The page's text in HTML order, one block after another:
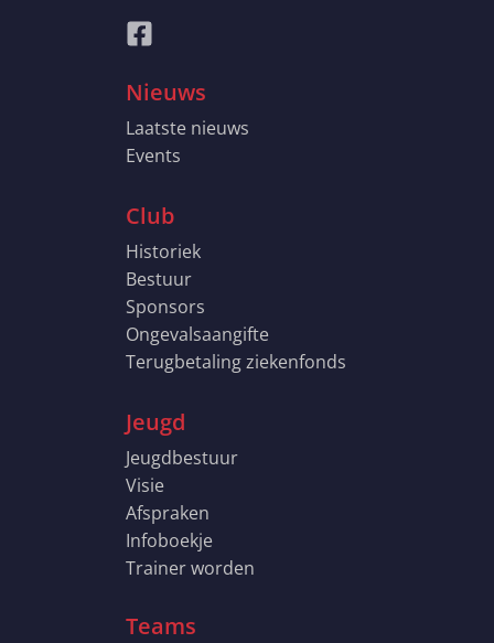
Nieuws
Laatste nieuws
Events
Club
Historiek
Bestuur
Sponsors
Ongevalsaangifte
Terugbetaling ziekenfonds
Jeugd
Jeugdbestuur
Visie
Afspraken
Infoboekje
Trainer worden
Teams